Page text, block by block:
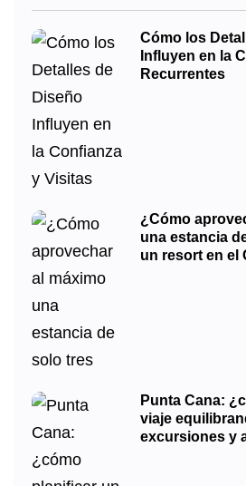
Cómo los
Influyen en la
Recurrentes
¿Cómo
una estancia
un resort en el
Punta Cana:
viaje
excursiones y